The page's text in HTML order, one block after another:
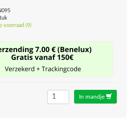
voorraad (9)
In mandje